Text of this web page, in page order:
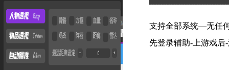
支持全部系统—无任
先登录辅助-上游戏后